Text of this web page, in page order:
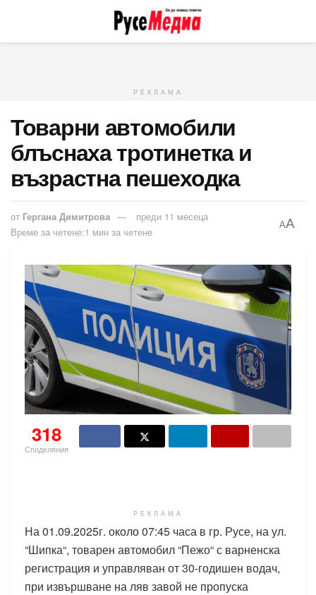
РЕКЛАМА
Товарни автомобили
блъснаха тротинетка и
възрастна пешеходка
от Гергана Димитрова
преди 11 месеца
Време за четене:1 мин за четене
AA
318
Споделяния
РЕКЛАМА
На 01.09.2025г. около 07:45 часа в гр. Русе, на ул.
“Шипка“, товарен автомобил “Пежо“ с варненска
регистрация и управляван от 30-годишен водач,
при извършване на ляв завой не пропуска